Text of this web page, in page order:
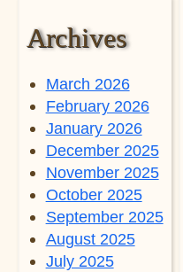
Archives
March 2026
February 2026
January 2026
December 2025
November 2025
October 2025
September 2025
August 2025
July 2025